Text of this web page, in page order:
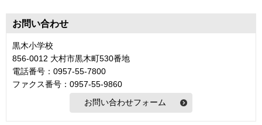
お問い合わせ
黒木小学校
856-0012 大村市黒木町530番地
電話番号：0957-55-7800
ファクス番号：0957-55-9860